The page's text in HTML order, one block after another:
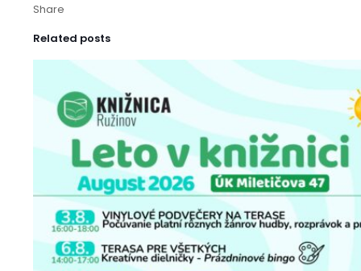
Share
Related posts